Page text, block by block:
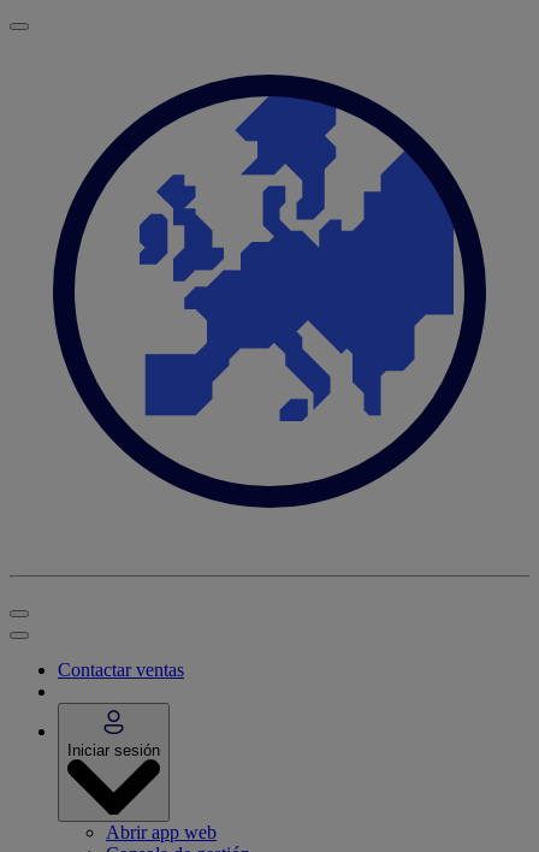
Contactar ventas
Iniciar sesión
Abrir app web